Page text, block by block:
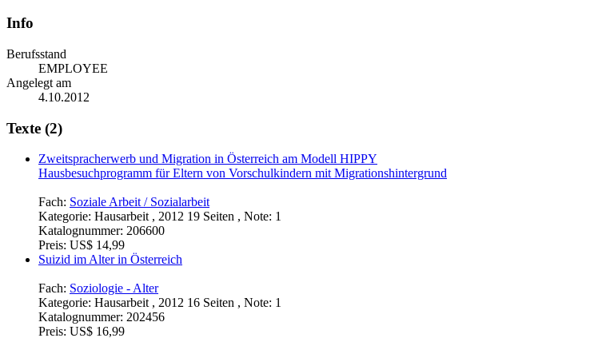
Info
Berufsstand
EMPLOYEE
Angelegt am
4.10.2012
Texte (2)
Zweitspracherwerb und Migration in Österreich am Modell HIPPY
Hausbesuchprogramm für Eltern von Vorschulkindern mit Migrationshintergrund
Fach: Soziale Arbeit / Sozialarbeit
Kategorie: Hausarbeit , 2012 19 Seiten , Note: 1
Katalognummer: 206600
Preis: US$ 14,99
Suizid im Alter in Österreich
Fach: Soziologie - Alter
Kategorie: Hausarbeit , 2012 16 Seiten , Note: 1
Katalognummer: 202456
Preis: US$ 16,99